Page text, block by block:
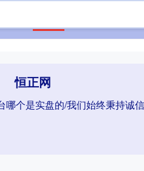
恒正网
个是实盘的/我们始终秉持诚